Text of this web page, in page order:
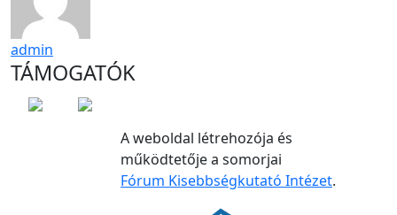
admin
TÁMOGATÓK
A weboldal létrehozója és
működtetője a somorjai
Fórum Kisebbségkutató Intézet.